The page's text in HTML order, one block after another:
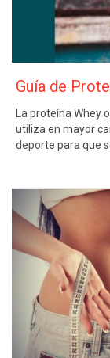
Guía de
La proteína Whey
utiliza en mayor
deporte para que